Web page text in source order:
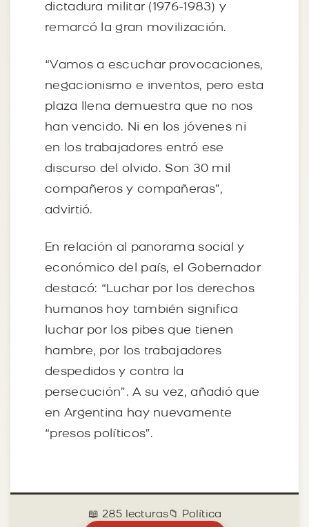
dictadura militar (1976-1983) y
remarcó la gran movilización.
“Vamos a escuchar provocaciones,
negacionismo e inventos, pero esta
plaza llena demuestra que no nos
han vencido. Ni en los jóvenes ni
en los trabajadores entró ese
discurso del olvido. Son 30 mil
compañeros y compañeras”,
advirtió.
En relación al panorama social y
económico del país, el Gobernador
destacó: “Luchar por los derechos
humanos hoy también significa
luchar por los pibes que tienen
hambre, por los trabajadores
despedidos y contra la
persecución”. A su vez, añadió que
en Argentina hay nuevamente
“presos políticos”.
📖 285 lecturas📁 Política